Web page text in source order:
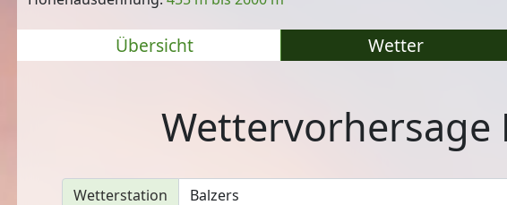
Übersicht Wetter
Wettervorhersage
Wetterstation